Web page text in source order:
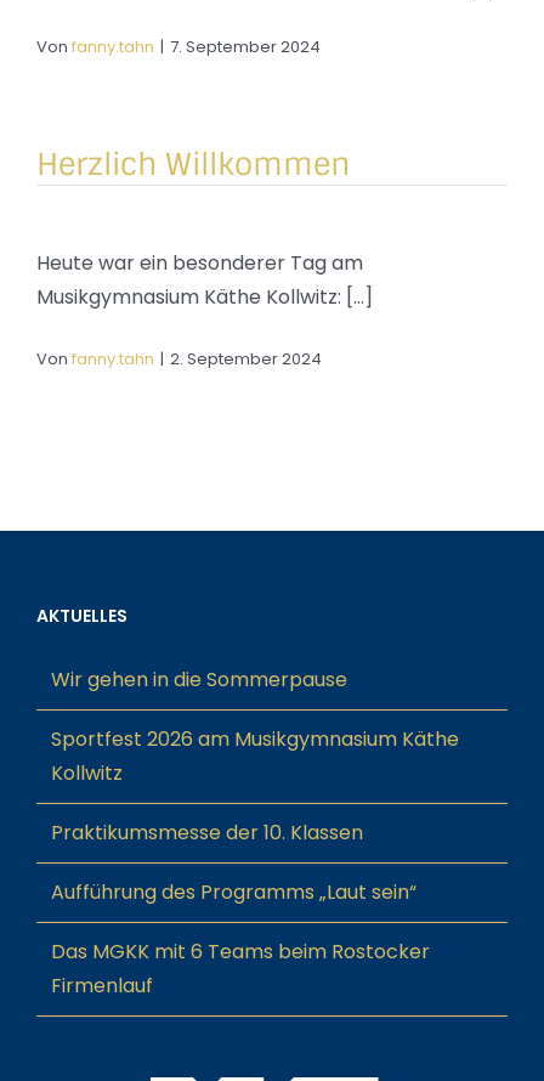
Von fanny.tahn | 7. September 2024
Herzlich Willkommen
Heute war ein besonderer Tag am
Musikgymnasium Käthe Kollwitz: [...]
Von fanny.tahn | 2. September 2024
AKTUELLES
Wir gehen in die Sommerpause
Sportfest 2026 am Musikgymnasium Käthe
Kollwitz
Praktikumsmesse der 10. Klassen
Aufführung des Programms „Laut sein“
Das MGKK mit 6 Teams beim Rostocker
Firmenlauf